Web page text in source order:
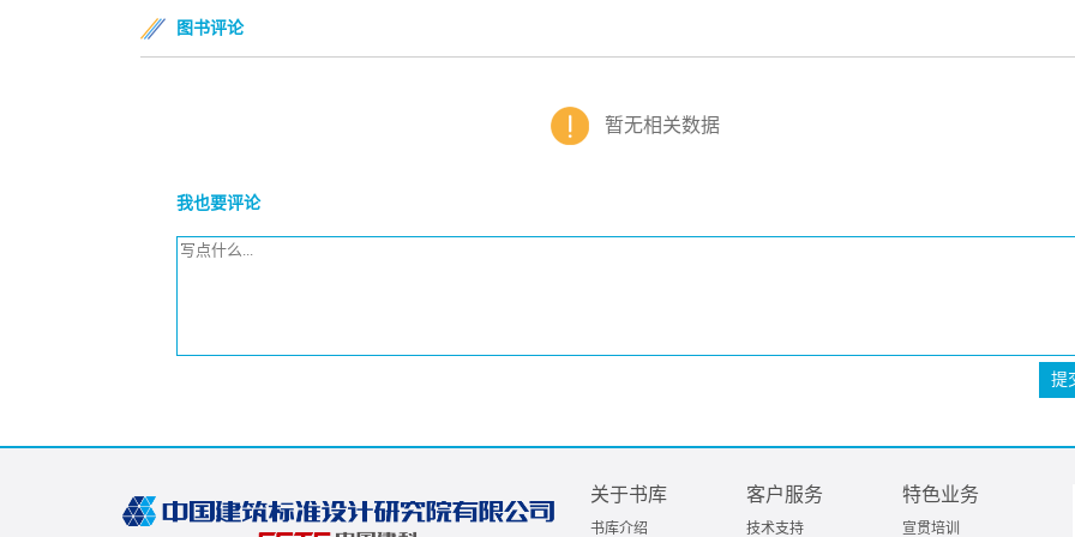
图书评论
暂无相关数据
我也要评论
提
关于书库
书库介绍
客户服务
技术支持
特色业务
宣贯培训